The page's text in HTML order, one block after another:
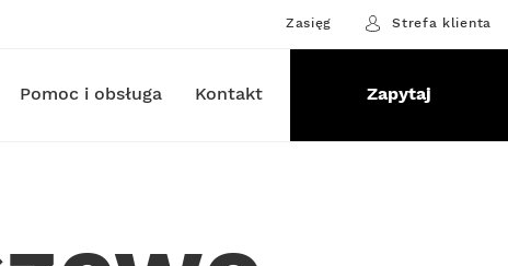
Zasięg Strefa klienta
Pomoc i obsługa Kontakt Zapytaj